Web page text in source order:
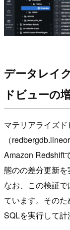
データレイ
ドビューの
マテリアライズ
（
Amazon Redshift
態のの差分更新を
なお、この検証
ています。そのた
SQLを実行して計